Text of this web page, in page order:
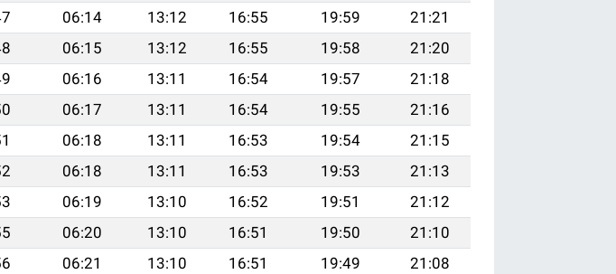
06:14 13:12 16:55 19:59
21:21
06:15 13:12 16:55 19:58
21:20
06:16 13:11 16:54 19:57
21:18
06:17 13:11 16:54 19:55
21:16
06:18 13:11 16:53 19:54
21:15
06:18 13:11 16:53 19:53
21:13
06:19 13:10 16:52 19:51
21:12
06:20 13:10 16:51 19:50
21:10
06:21 13:10 16:51 19:49 21:08